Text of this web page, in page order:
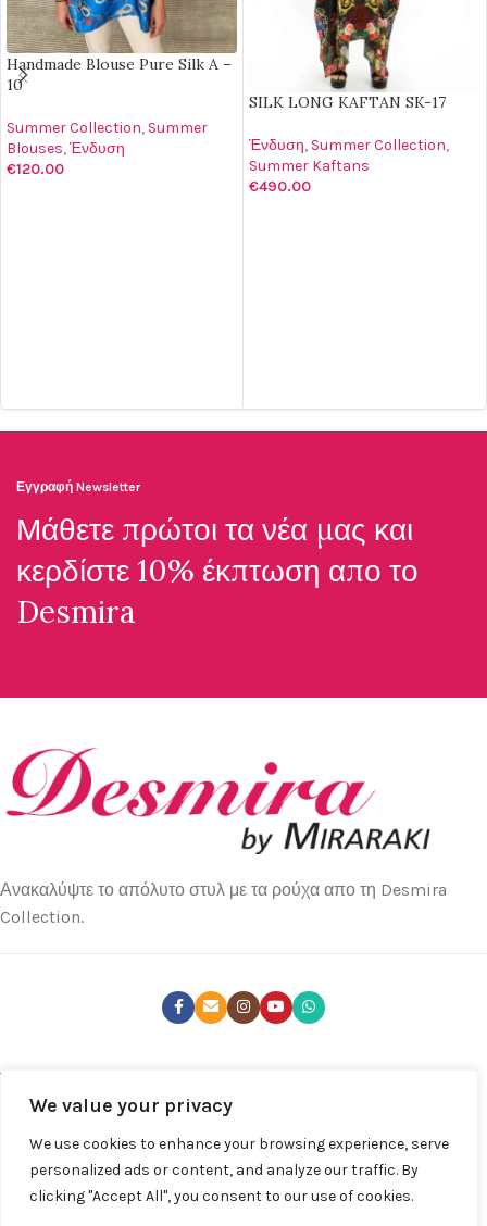
We value your privacy
We use cookies to enhance your browsing experience, serve
personalized ads or content, and analyze our traffic. By
clicking "Accept All", you consent to our use of cookies.
Handmade Blouse Pure Silk A –
10
Summer Collection, Summer
Blouses,Ένδυση
€120.00
SILK LONG KAFTAN SK-17
Ένδυση, Summer Collection,
Summer Kaftans
€490.00
Εγγραφή Newsletter
Μάθετε πρώτοι τα νέα μας και
κερδίστε 10% έκπτωση απο το
Desmira
Ανακαλύψτε το απόλυτο στυλ με τα ρούχα απο τη Desmira
Collection.
ΤΕΛΕΥΤΑΊΑ ΝΈΑ
ΧΡΉΣΙΜΑ LINKS